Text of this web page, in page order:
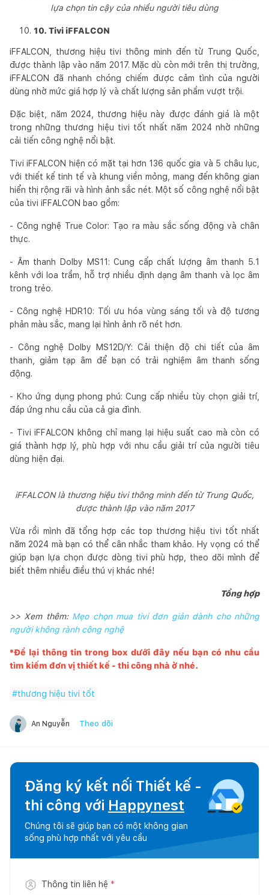
lựa chọn tin cậy của nhiều người tiêu dùng
10. Tivi iFFALCON
iFFALCON, thương hiệu tivi thông minh đến từ Trung Quốc,
được thành lập vào năm 2017. Mặc dù còn mới trên thị trường,
iFFALCON đã nhanh chóng chiếm được cảm tình của người
dùng nhờ mức giá hợp lý và chất lượng sản phẩm vượt trội.
Đặc biệt, năm 2024, thương hiệu này được đánh giá là một
trong những thương hiệu tivi tốt nhất năm 2024 nhờ những
cải tiến công nghệ nổi bật.
Tivi iFFALCON hiện có mặt tại hơn 136 quốc gia và 5 châu lục,
với thiết kế tinh tế và khung viền mỏng, mang đến không gian
hiển thị rộng rãi và hình ảnh sắc nét. Một số công nghệ nổi bật
của tivi iFFALCON bao gồm:
- Công nghệ True Color: Tạo ra màu sắc sống động và chân
thực.
- Âm thanh Dolby MS11: Cung cấp chất lượng âm thanh 5.1
kênh với loa trầm, hỗ trợ nhiều định dạng âm thanh và lọc âm
trong trẻo.
- Công nghệ HDR10: Tối ưu hóa vùng sáng tối và độ tương
phản màu sắc, mang lại hình ảnh rõ nét hơn.
- Công nghệ Dolby MS12D/Y: Cải thiện độ chi tiết của âm
thanh, giảm tạp âm để bạn có trải nghiệm âm thanh sống
động.
- Kho ứng dụng phong phú: Cung cấp nhiều tùy chọn giải trí,
đáp ứng nhu cầu của cả gia đình.
- Tivi iFFALCON không chỉ mang lại hiệu suất cao mà còn có
giá thành hợp lý, phù hợp với nhu cầu giải trí của người tiêu
dùng hiện đại.
iFFALCON là thương hiệu tivi thông minh đến từ Trung Quốc,
được thành lập vào năm 2017
Vừa rồi mình đã tổng hợp các top thương hiệu tivi tốt nhất
năm 2024 mà bạn có thể cân nhắc tham khảo. Hy vọng có thể
giúp bạn lựa chọn được dòng tivi phù hợp, theo dõi mình để
biết thêm nhiều điều thú vị khác nhé!
Tổng hợp
>> Xem thêm: Mẹo chọn mua tivi đơn giản dành cho những
người không rành công nghệ
*Để lại thông tin trong box dưới đây nếu bạn có nhu cầu
tìm kiếm đơn vị thiết kế - thi công nhà ở nhé.
#thương hiệu tivi tốt
An Nguyễn Theo dõi
Đăng ký kết nối Thiết kế -
thi công với Happynest
Chúng tôi sẽ giúp bạn có một không gian
sống phù hợp nhất với yêu cầu
Thông tin liên hệ *